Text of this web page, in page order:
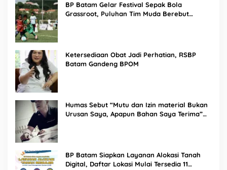
BP Batam Gelar Festival Sepak Bola
Grassroot, Puluhan Tim Muda Berebut
Ketersediaan Obat Jadi Perhatian, RSBP
Batam Gandeng BPOM
Humas Sebut “Mutu dan Izin material Bukan
Urusan Saya, Apapun Bahan Saya Terima”
BP Batam Siapkan Layanan Alokasi Tanah
Digital, Daftar Lokasi Mulai Tersedia 11